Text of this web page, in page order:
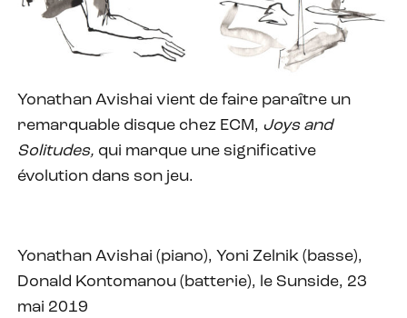
Yonathan Avishai vient de faire paraître un
remarquable disque chez ECM, Joys and
Solitudes, qui marque une significative
évolution dans son jeu.
Yonathan Avishai (piano), Yoni Zelnik (basse),
Donald Kontomanou (batterie), le Sunside, 23
mai 2019